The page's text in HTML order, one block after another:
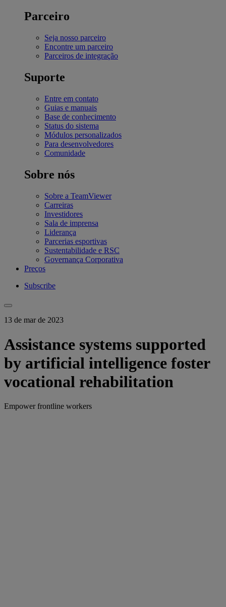
Parceiro
Seja nosso parceiro
Encontre um parceiro
Parceiros de integração
Suporte
Entre em contato
Guias e manuais
Base de conhecimento
Status do sistema
Módulos personalizados
Para desenvolvedores
Comunidade
Sobre nós
Sobre a TeamViewer
Carreiras
Investidores
Sala de imprensa
Liderança
Parcerias esportivas
Sustentabilidade e RSC
Governança Corporativa
Preços
Subscribe
13 de mar de 2023
Assistance systems supported
by artificial intelligence foster
vocational rehabilitation
Empower frontline workers